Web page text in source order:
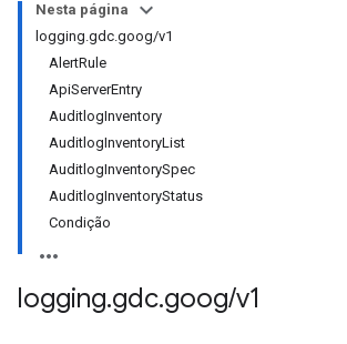
Nesta página
logging.gdc.goog/v1
AlertRule
ApiServerEntry
AuditlogInventory
AuditlogInventoryList
AuditlogInventorySpec
AuditlogInventoryStatus
Condição
logging.gdc.goog/v1